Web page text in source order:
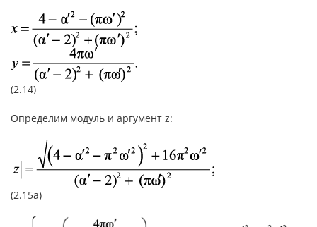
(2.14)
Определим модуль и аргумент z:
(2.15а)